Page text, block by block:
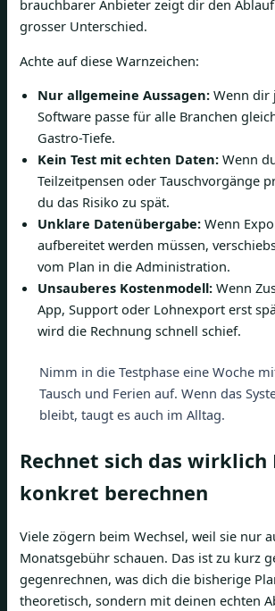
brauchbarer Anbieter zeigt dir den
grosser Unterschied.
Achte auf diese Warnzeichen:
Nur allgemeine Aussagen: Wenn dir
Software passe für alle Branchen
Gastro-Tiefe.
Kein Test mit echten Daten: Wenn
Teilzeitpensen oder Tauschvorgänge
du das Risiko zu spät.
Unklare Datenübergabe: Wenn
aufbereitet werden müssen,
vom Plan in die Administration.
Unsauberes Kostenmodell: Wenn
App, Support oder Lohnexport erst
wird die Rechnung schnell schief.
Nimm in die Testphase eine Woche
Tausch und Ferien auf. Wenn das
bleibt, taugt es auch im Alltag.
Rechnet sich das wirklich
konkret berechnen
Viele zögern beim Wechsel, weil sie nur
Monatsgebühr schauen. Das ist zu kurz
gegenrechnen, was dich die bisherige
theoretisch, sondern mit deinen echten